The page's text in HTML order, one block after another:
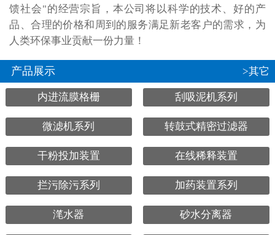
馈社会"的经营宗旨，本公司将以科学的技术、好的产
品、合理的价格和周到的服务满足新老客户的需求，为
人类环保事业贡献一份力量！
产品展示 >其它
内进流膜格栅 刮吸泥机系列
微滤机系列 转鼓式精密过滤器
干粉投加装置 在线稀释装置
拦污除污系列 加药装置系列
滗水器 砂水分离器